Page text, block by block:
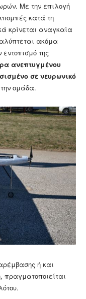
Με την επιλογή
κατά τη
κρίνεται αναγκαία
ακόμα
της
ανεπτυγμένου
σε νευρωνικό
ομάδα.
ή και
πραγματοποιείται